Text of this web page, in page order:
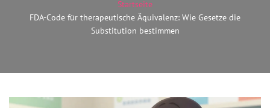
Startseite
FDA-Code für therapeutische Äquivalenz: Wie Gesetze die
Substitution bestimmen